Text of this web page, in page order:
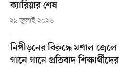
ক্যারিয়ার শেষ
২৯ জুলাই ২০২৬
নিপীড়নের বিরুদ্ধে মশাল জ্বেলে
গানে গানে প্রতিবাদ শিক্ষার্থীদের